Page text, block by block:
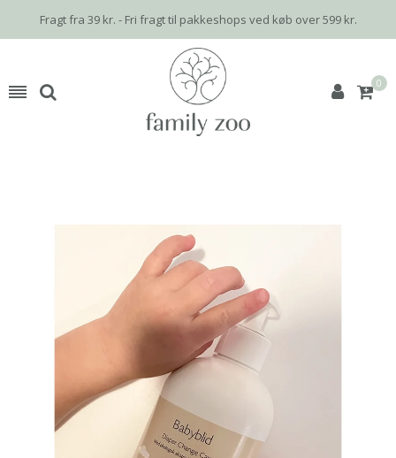
Fragt fra 39 kr. - Fri fragt til pakkeshops ved køb over 599 kr.
0